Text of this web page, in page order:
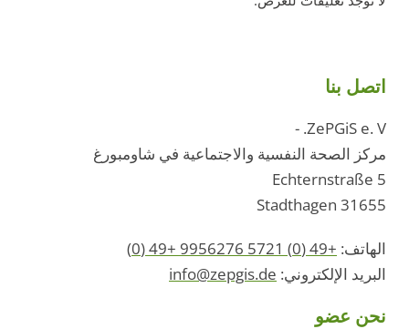
اتصل بنا
ZePGiS e. V. -
مركز الصحة النفسية والاجتماعية في شاومبورغ
Echternstraße 5
31655 Stadthagen
الهاتف: +49 (0) 5721 9956276 +49 (0)
البريد الإلكتروني: info@zepgis.de
نحن عضو